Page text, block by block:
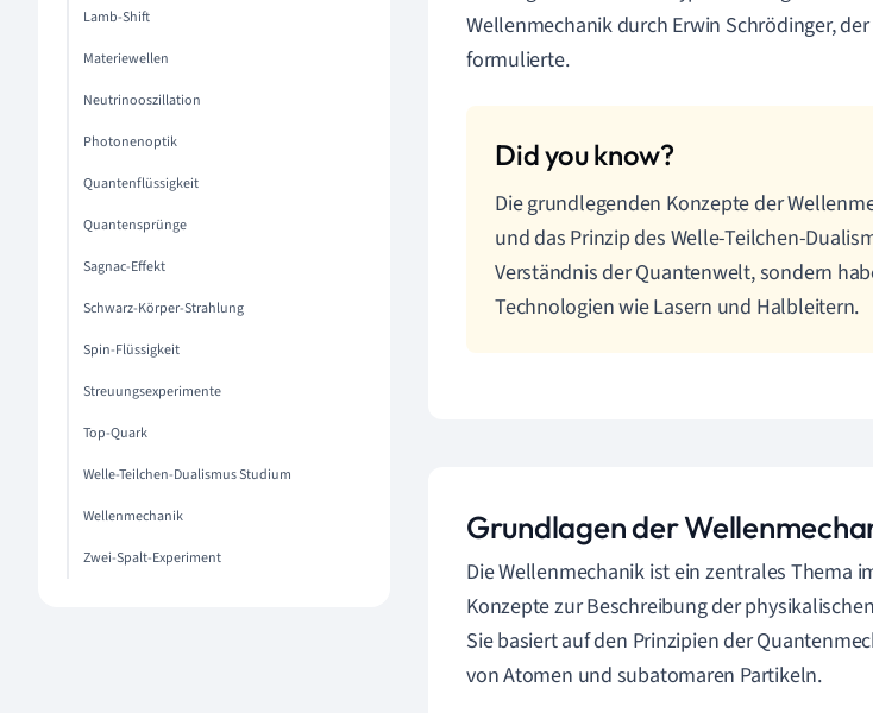
Lamb-Shift
Materiewellen
Neutrinooszillation
Photonenoptik
Quantenflüssigkeit
Quantensprünge
Sagnac-Effekt
Schwarz-Körper-Strahlung
Spin-Flüssigkeit
Streuungsexperimente
Top-Quark
Welle-Teilchen-Dualismus Studium
Wellenmechanik
Zwei-Spalt-Experiment
Wellenmechanik durch Erwin Schrödinger,
formulierte.
Die grundlegenden Konzepte der
und das Prinzip des Welle-Teilchen-
Verständnis der Quantenwelt, sondern
Technologien wie Lasern und Halbleitern.
Grundlagen der
Die Wellenmechanik ist ein zentrales Thema
Konzepte zur Beschreibung der
Sie basiert auf den Prinzipien der
von Atomen und subatomaren Partikeln.